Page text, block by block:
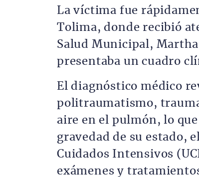
La víctima fue
Tolima, donde recibió
Salud Municipal,
presentaba un cuadro
El diagnóstico médico
politraumatismo,
aire en el pulmón, lo
gravedad de su estado,
Cuidados Intensivos
exámenes y